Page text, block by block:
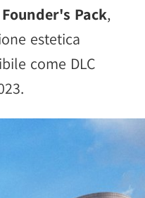
Founder's Pack,
estetica
come DLC